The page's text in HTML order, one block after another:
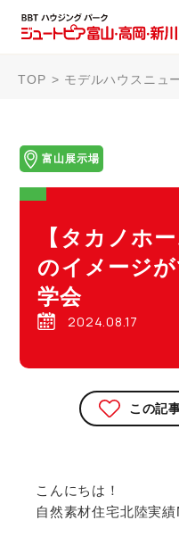
TOP モデルハウスニュ
富山展示場
【タカノホ
のイメージ
学会
2024.08.17
この記
こんにちは！
自然素材住宅北陸実